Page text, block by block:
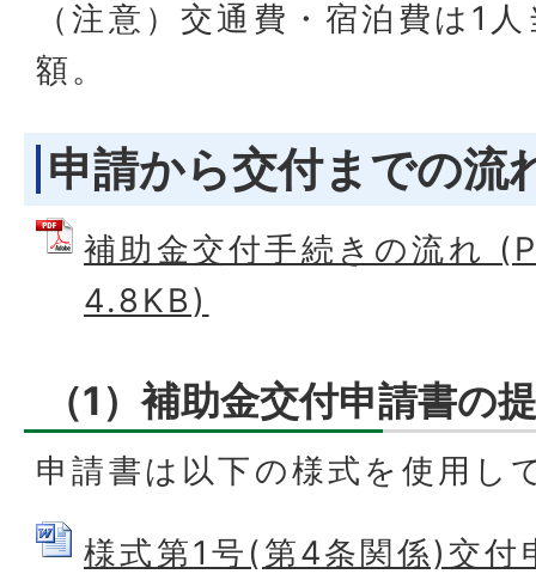
（注意）交通費・宿泊費は1
額。
申請から交付までの流
補助金交付手続きの流れ
4.8KB)
（1）補助金交付申請書の
申請書は以下の様式を使用し
様式第1号(第4条関係)交